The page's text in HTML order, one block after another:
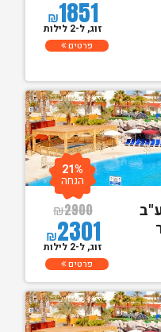
₪1851
זוג, ל-2 לילות
פרטים
ע"ב
₪2900
₪2301
21%
הנחה
זוג, ל-2 לילות
פרטים